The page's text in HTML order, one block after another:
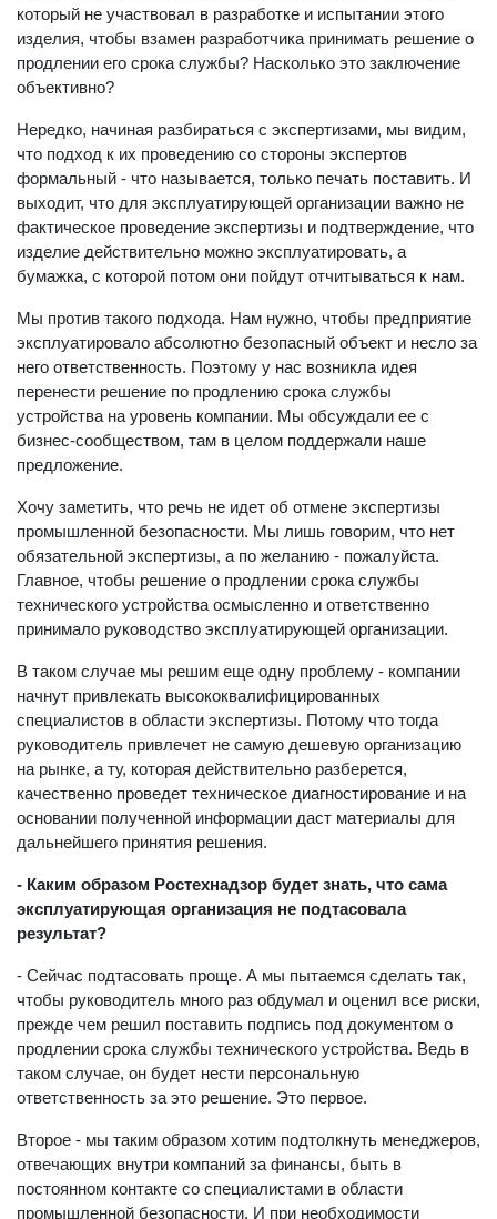
который не участвовал в разработке и испытании этого
изделия, чтобы взамен разработчика принимать решение о
продлении его срока службы? Насколько это заключение
объективно?
Нередко, начиная разбираться с экспертизами, мы видим,
что подход к их проведению со стороны экспертов
формальный - что называется, только печать поставить. И
выходит, что для эксплуатирующей организации важно не
фактическое проведение экспертизы и подтверждение, что
изделие действительно можно эксплуатировать, а
бумажка, с которой потом они пойдут отчитываться к нам.
Мы против такого подхода. Нам нужно, чтобы предприятие
эксплуатировало абсолютно безопасный объект и несло за
него ответственность. Поэтому у нас возникла идея
перенести решение по продлению срока службы
устройства на уровень компании. Мы обсуждали ее с
бизнес-сообществом, там в целом поддержали наше
предложение.
Хочу заметить, что речь не идет об отмене экспертизы
промышленной безопасности. Мы лишь говорим, что нет
обязательной экспертизы, а по желанию - пожалуйста.
Главное, чтобы решение о продлении срока службы
технического устройства осмысленно и ответственно
принимало руководство эксплуатирующей организации.
В таком случае мы решим еще одну проблему - компании
начнут привлекать высококвалифицированных
специалистов в области экспертизы. Потому что тогда
руководитель привлечет не самую дешевую организацию
на рынке, а ту, которая действительно разберется,
качественно проведет техническое диагностирование и на
основании полученной информации даст материалы для
дальнейшего принятия решения.
- Каким образом Ростехнадзор будет знать, что сама
эксплуатирующая организация не подтасовала
результат?
- Сейчас подтасовать проще. А мы пытаемся сделать так,
чтобы руководитель много раз обдумал и оценил все риски,
прежде чем решил поставить подпись под документом о
продлении срока службы технического устройства. Ведь в
таком случае, он будет нести персональную
ответственность за это решение. Это первое.
Второе - мы таким образом хотим подтолкнуть менеджеров,
отвечающих внутри компаний за финансы, быть в
постоянном контакте со специалистами в области
промышленной безопасности. И при необходимости